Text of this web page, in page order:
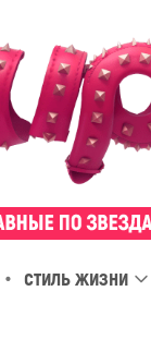
стиль жизни